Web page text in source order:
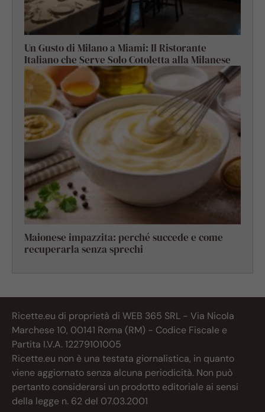
Un Gusto di Milano a Miami: Il Ristorante
Italiano che Serve Solo Cotoletta alla Milanese
Maionese impazzita: perché succede e come
recuperarla senza sprechi
Ricette.eu di proprietà di WEB 365 SRL - Via Nicola
Marchese 10, 00141 Roma (RM) - Codice Fiscale e
Partita I.V.A. 12279101005
Ricette.eu non è una testata giornalistica, in quanto
viene aggiornato senza alcuna periodicità. Non può
pertanto considerarsi un prodotto editoriale ai sensi
della legge n. 62 del 07.03.2001